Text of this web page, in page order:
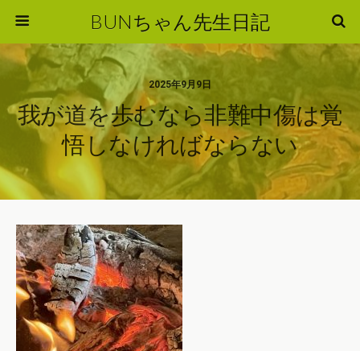
BUNちゃん先生日記
2025年9月9日
我が道を歩むなら非難中傷は覚
悟しなければならない